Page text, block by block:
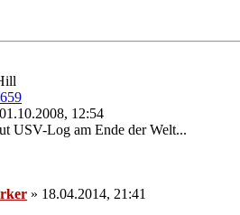
01.10.2008, 12:54
USV-Log am Ende der Welt...
» 18.04.2014, 21:41